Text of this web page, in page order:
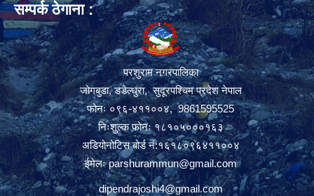
सम्पर्क ठेगाना :
परशुराम नगरपालिका
जोगबुडा, डडेल्धुरा, सुदूरपश्चिम प्रदेश नेपाल
फोनः ०९६-४११००४, 9861595525
निःशुल्क फोनः १८१०५०००१६३
अडियोनोटिस बोर्ड नं:१६१८०९६४११००४
ईमेलःparshurammun@gmail.com
dipendrajoshi4@gmail.com